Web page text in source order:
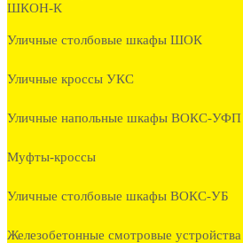
ШКОН-К
Уличные столбовые шкафы ШОК
Уличные кроссы УКС
Уличные напольные шкафы ВОКС-УФП
Муфты-кроссы
Уличные столбовые шкафы ВОКС-УБ
Железобетонные смотровые устройства